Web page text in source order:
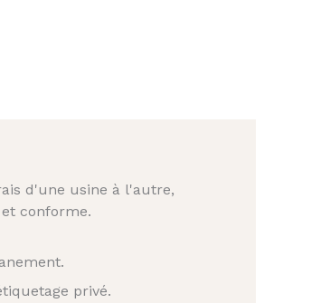
d'une usine à l'autre,
conforme.
privé.